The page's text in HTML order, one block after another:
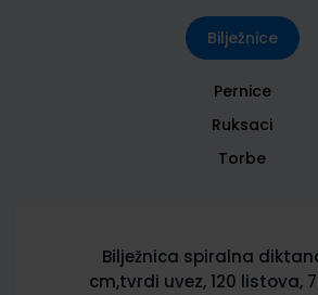
Bilježnice
Pernice
Ruksaci
Torbe
Bilježnica spiralna
cm,tvrdi uvez, 120 listova,